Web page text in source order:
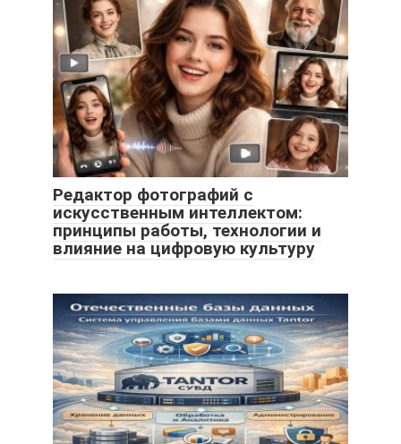
Редактор фотографий с
искусственным интеллектом:
принципы работы, технологии и
влияние на цифровую культуру